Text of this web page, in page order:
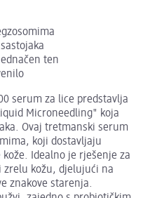
ten
serum za lice predstavlja
Microneedling" koja
Ovaj tretmanski serum
koji dostavljaju
Idealno je rješenje za
kožu, djelujući na
znakove starenja.